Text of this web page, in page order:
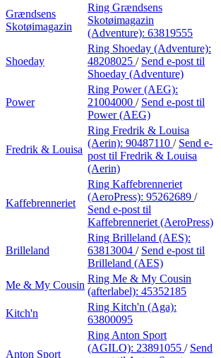
Grændsens
Skotøimagazin
Ring Grændsens
Skotøimagazin
(Adventure): 63819555
Shoeday
Ring Shoeday (Adventure):
48208025 / Send e-post til
Shoeday (Adventure)
Power
Ring Power (AEG):
21004000 / Send e-post til
Power (AEG)
Fredrik & Louisa
Ring Fredrik & Louisa
(Aerin): 90487110 / Send e-
post til Fredrik & Louisa
(Aerin)
Kaffebrenneriet
Ring Kaffebrenneriet
(AeroPress): 95262689 /
Send e-post til
Kaffebrenneriet (AeroPress)
Brilleland
Ring Brilleland (AES):
63813004 / Send e-post til
Brilleland (AES)
Me & My Cousin
Ring Me & My Cousin
(afterlabel): 45352185
Kitch'n
Ring Kitch'n (Aga):
63800095
Anton Sport
Ring Anton Sport
(AGILO): 23891055 / Send